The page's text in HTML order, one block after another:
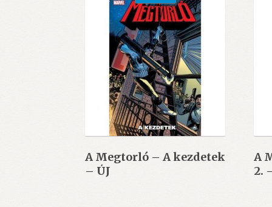
A Megtorló – A kezdetek
– ÚJ
A
2.